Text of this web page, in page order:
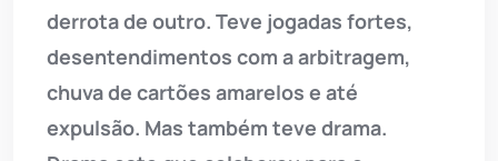
derrota de outro. Teve jogadas fortes,
desentendimentos com a arbitragem,
chuva de cartões amarelos e até
expulsão. Mas também teve drama.